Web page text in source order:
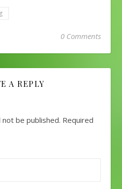
0 Comments
A REPLY
be published. Required